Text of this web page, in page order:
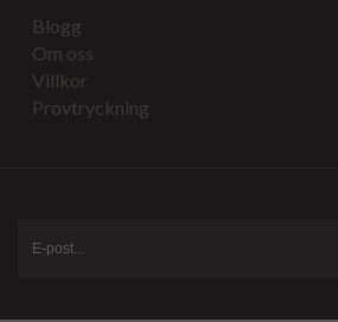
Blogg
Om oss
Villkor
Provtryckning